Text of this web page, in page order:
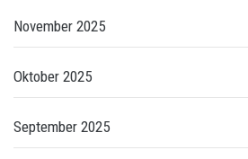
November 2025
Oktober 2025
September 2025